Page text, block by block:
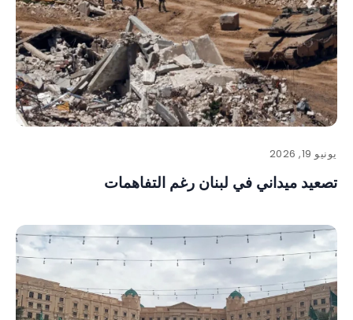
يونيو 19, 2026
تصعيد ميداني في لبنان رغم التفاهمات